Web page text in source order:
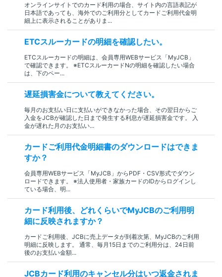
オンラインサイトでのカード利用の場合、サイト内の言語表記が
日本語であっても、海外でのご利用分としてカードご利用代金明
細上に表示されることがありま...
ETCスルーカードの明細を確認したい。
ETCスルーカードの明細は、会員専用WEBサービス「MyJCB」
で確認できます。 ※ETCスルーカードNの明細を確認したい場合
は、下のペー...
遅延損害金について教えてください。
毎月のお支払い日に支払いができなかった場合、その翌日からご
入金をJCBが確認した日まで発生する利息が遅延損害金です。 入
金が遅れた月のお支払い...
カードご利用代金明細書のダウンロードはできま
すか？
会員専用WEBサービス「MyJCB」からPDF・CSV形式でダウン
ロードできます。 ※法人使用者・家族カードのIDからログインし
ている場合、明...
カード利用後、どれくらいでMyJCBのご利用明
細に反映されますか？
カードご利用後、JCBに売上データが到着次第、MyJCBのご利用
明細に反映します。 通常、毎月15日までのご利用分は、24日前
後のお支払い金額...
JCBカード利用のキャンセル分はいつ返金されま